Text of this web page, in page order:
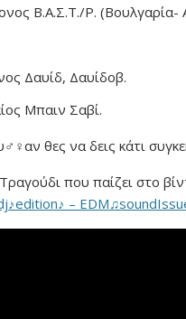
Β.Α.Σ.Τ./Ρ. (Βουλγαρία-
Δαυίδ, Δαυίδοβ.
Μπαιν Σαβί.
θες να δεις κάτι
που παίζει στο
–